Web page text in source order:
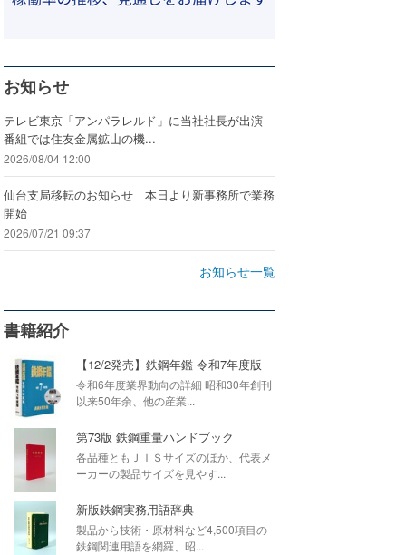
お知らせ
テレビ東京「アンパラレルド」に当社社長が出演
番組では住友金属鉱山の機...
2026/08/04 12:00
仙台支局移転のお知らせ 本日より新事務所で業務
開始
2026/07/21 09:37
お知らせ一覧
書籍紹介
【12/2発売】鉄鋼年鑑 令和7年度版
令和6年度業界動向の詳細 昭和30年創刊
以来50年余、他の産業...
第73版 鉄鋼重量ハンドブック
各品種ともＪＩＳサイズのほか、代表メ
ーカーの製品サイズを見やす...
新版鉄鋼実務用語辞典
製品から技術・原材料など4,500項目の
鉄鋼関連用語を網羅、昭...